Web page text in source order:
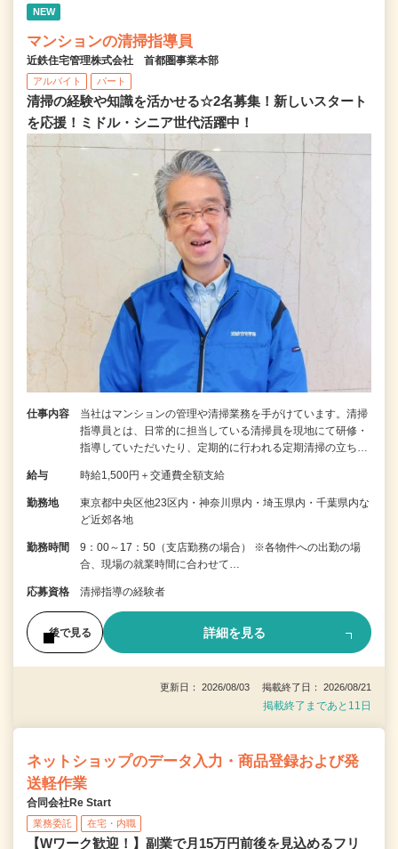
NEW
マンションの清掃指導員
近鉄住宅管理株式会社 首都圏事業本部
アルバイト パート
清掃の経験や知識を活かせる☆2名募集！新しいスタート
を応援！ミドル・シニア世代活躍中！
仕事内容
当社はマンションの管理や清掃業務を手がけています。清掃
指導員とは、日常的に担当している清掃員を現地にて研修・
指導していただいたり、定期的に行われる定期清掃の立ち…
給与 時給1,500円＋交通費全額支給
勤務地
東京都中央区他23区内・神奈川県内・埼玉県内・千葉県内な
ど近郊各地
勤務時間
9：00～17：50（支店勤務の場合） ※各物件への出勤の場
合、現場の就業時間に合わせて…
応募資格 清掃指導の経験者
後で見る 詳細を見る
更新日： 2026/08/03 掲載終了日： 2026/08/21
掲載終了まであと11日
ネットショップのデータ入力・商品登録および発
送軽作業
合同会社Re Start
業務委託 在宅・内職
【Wワーク歓迎！】副業で月15万円前後を見込めるフリ